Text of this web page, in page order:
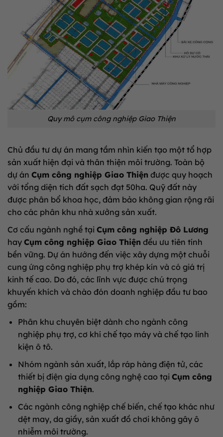
Quy mô cụm công nghiệp Giao Thiện
Chủ đầu tư dự án mang tầm nhìn kiến tạo một tổ hợp
sản xuất hiện đại và thân thiện môi trường. Toàn bộ
dự án Cụm công nghiệp Giao Thiện được quy hoạch
với tổng diện tích đất sạch đạt 50ha. Quỹ đất này
được phân bổ khoa học, đảm bảo không gian rộng rãi
cho các phân khu nhà xưởng sản xuất.
Cơ cấu ngành nghề tại Cụm công nghiệp Đô Lương
hay Cụm công nghiệp Giao Thiện đều ưu tiên tính
bền vững. Dự án hướng đến việc xây dựng một chuỗi
cung ứng công nghiệp phụ trợ khép kín và có giá trị
kinh tế cao. Do đó, các lĩnh vực được chú trọng
khuyến khích và chào đón doanh nghiệp đầu tư bao
gồm:
Phân khu chuyên biệt dành cho ngành công
nghiệp phụ trợ, cơ khí chế tạo máy và chế tạo linh
kiện ô tô.
Nhóm ngành sản xuất, lắp ráp hàng điện tử, các
thiết bị điện gia dụng công nghệ cao tại Cụm công
nghiệp Giao Thiện.
Các ngành công nghiệp chế biến, chế tạo khác như
dệt may, da giầy, sản xuất đồ chơi không gây ô
nhiễm môi trường.